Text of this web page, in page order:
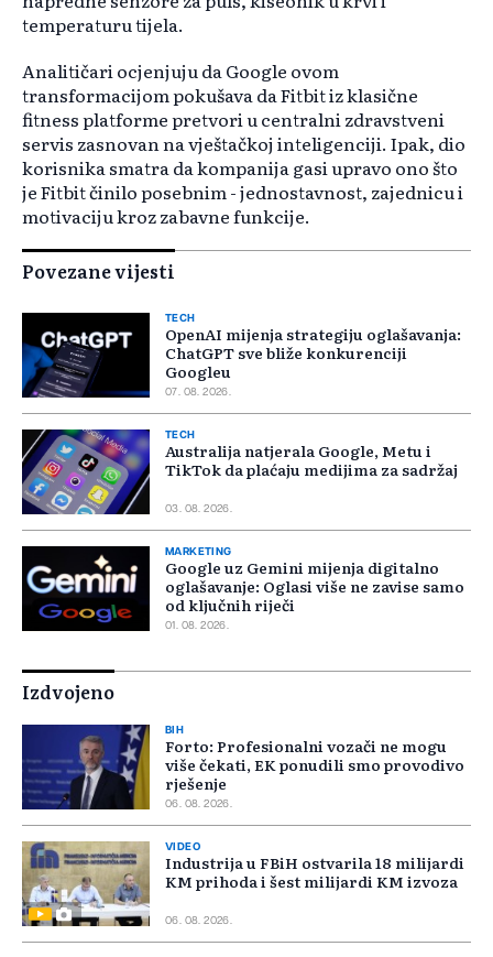
temperaturu tijela.
Analitičari ocjenjuju da Google ovom
transformacijom pokušava da Fitbit iz klasične
fitness platforme pretvori u centralni zdravstveni
servis zasnovan na vještačkoj inteligenciji. Ipak, dio
korisnika smatra da kompanija gasi upravo ono što
je Fitbit činilo posebnim - jednostavnost, zajednicu i
motivaciju kroz zabavne funkcije.
Povezane vijesti
TECH
OpenAI mijenja strategiju oglašavanja:
ChatGPT sve bliže konkurenciji
Googleu
07. 08. 2026.
TECH
Australija natjerala Google, Metu i
TikTok da plaćaju medijima za sadržaj
03. 08. 2026.
MARKETING
Google uz Gemini mijenja digitalno
oglašavanje: Oglasi više ne zavise samo
od ključnih riječi
01. 08. 2026.
Izdvojeno
BIH
Forto: Profesionalni vozači ne mogu
više čekati, EK ponudili smo provodivo
rješenje
06. 08. 2026.
VIDEO
Industrija u FBiH ostvarila 18 milijardi
KM prihoda i šest milijardi KM izvoza
06. 08. 2026.